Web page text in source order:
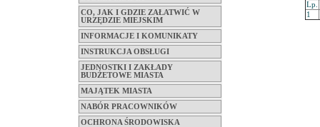
CO, JAK I GDZIE ZAŁATWIĆ W
URZĘDZIE MIEJSKIM
INFORMACJE I KOMUNIKATY
INSTRUKCJA OBSŁUGI
JEDNOSTKI I ZAKŁADY
BUDŻETOWE MIASTA
MAJĄTEK MIASTA
NABÓR PRACOWNIKÓW
OCHRONA ŚRODOWISKA
Lp.
1